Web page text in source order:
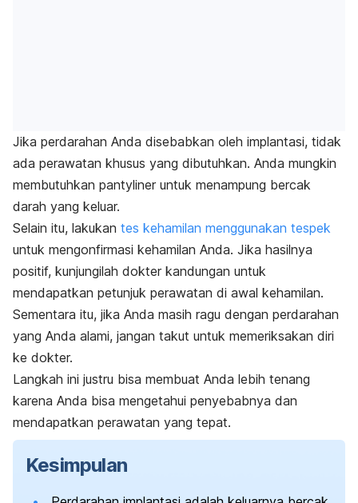
Jika perdarahan Anda disebabkan oleh implantasi, tidak
ada perawatan khusus yang dibutuhkan. Anda mungkin
membutuhkan pantyliner untuk menampung bercak
darah yang keluar.
Selain itu, lakukan tes kehamilan menggunakan tespek
untuk mengonfirmasi kehamilan Anda. Jika hasilnya
positif, kunjungilah dokter kandungan untuk
mendapatkan petunjuk perawatan di awal kehamilan.
Sementara itu, jika Anda masih ragu dengan perdarahan
yang Anda alami, jangan takut untuk memeriksakan diri
ke dokter.
Langkah ini justru bisa membuat Anda lebih tenang
karena Anda bisa mengetahui penyebabnya dan
mendapatkan perawatan yang tepat.
Kesimpulan